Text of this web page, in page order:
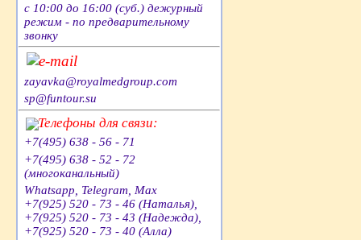
с 10:00 до 16:00 (суб.) дежурный
режим - по предварительному
звонку
e-mail
zayavka@royalmedgroup.com
sp@funtour.su
Телефоны для связи:
+7(495) 638 - 56 - 71
+7(495) 638 - 52 - 72
(многоканальный)
Whatsapp, Telegram, Max
+7(925) 520 - 73 - 46 (Наталья),
+7(925) 520 - 73 - 43 (Надежда),
+7(925) 520 - 73 - 40 (Алла)